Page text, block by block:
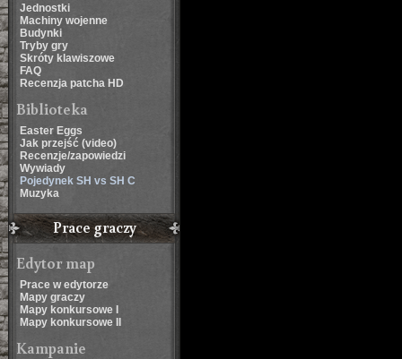
Jednostki
Machiny wojenne
Budynki
Tryby gry
Skróty klawiszowe
FAQ
Recenzja patcha HD
Biblioteka
Easter Eggs
Jak przejść (video)
Recenzje/zapowiedzi
Wywiady
Pojedynek SH vs SH C
Muzyka
Prace graczy
Edytor map
Prace w edytorze
Mapy graczy
Mapy konkursowe I
Mapy konkursowe II
Kampanie